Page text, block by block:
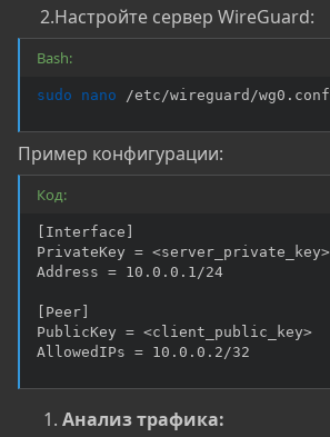
2.Настройте сервер WireGuard:​
Bash:
sudo nano /etc/wireguard/wg0.conf
Пример конфигурации:
Код:
[Interface]
PrivateKey = <server_private_key>
Address = 10.0.0.1/24
[Peer]
PublicKey = <client_public_key>
AllowedIPs = 10.0.0.2/32
Анализ трафика: